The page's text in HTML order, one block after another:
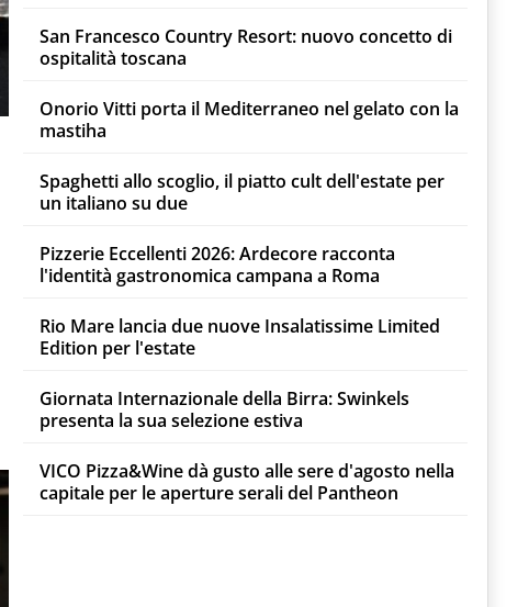
San Francesco Country Resort: nuovo concetto di
ospitalità toscana
Onorio Vitti porta il Mediterraneo nel gelato con la
mastiha
Spaghetti allo scoglio, il piatto cult dell'estate per
un italiano su due
Pizzerie Eccellenti 2026: Ardecore racconta
l'identità gastronomica campana a Roma
Rio Mare lancia due nuove Insalatissime Limited
Edition per l'estate
Giornata Internazionale della Birra: Swinkels
presenta la sua selezione estiva
VICO Pizza&Wine dà gusto alle sere d'agosto nella
capitale per le aperture serali del Pantheon